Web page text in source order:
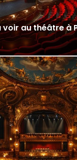
voir au théâtre à